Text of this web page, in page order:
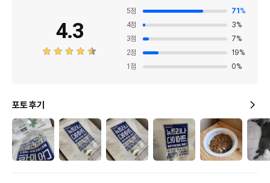
4.3
5점 71 %
4점 3%
3점 7%
2점 19%
1 점 0%
포토 후기